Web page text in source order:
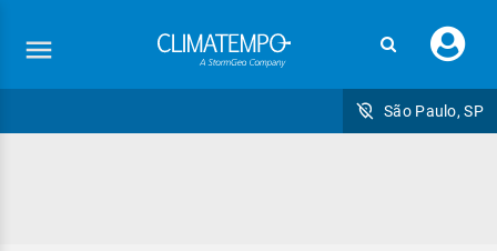
seu
São Paulo, SP